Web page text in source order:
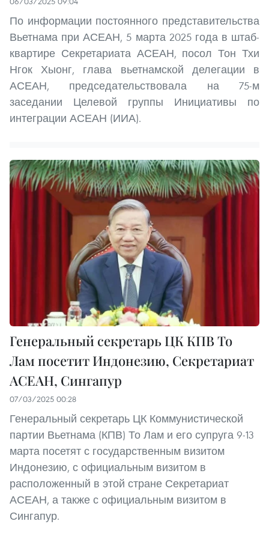
По информации постоянного представительства
Вьетнама при АСЕАН, 5 марта 2025 года в штаб-
квартире Секретариата АСЕАН, посол Тон Тхи
Нгок Хыонг, глава вьетнамской делегации в
АСЕАН, председательствовала на 75-м
заседании Целевой группы Инициативы по
интеграции АСЕАН (ИИА).
Генеральный секретарь ЦК КПВ То
Лам посетит Индонезию, Секретариат
АСЕАН, Сингапур
07/03/2025 00:28
Генеральный секретарь ЦК Коммунистической
партии Вьетнама (КПВ) То Лам и его супруга 9-13
марта посетят с государственным визитом
Индонезию, с официальным визитом в
расположенный в этой стране Секретариат
АСЕАН, а также с официальным визитом в
Сингапур.